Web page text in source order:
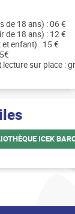
de 18 ans) : 06 €
de 18 ans) : 12 €
enfant) : 15 €
sur place :
ICEK